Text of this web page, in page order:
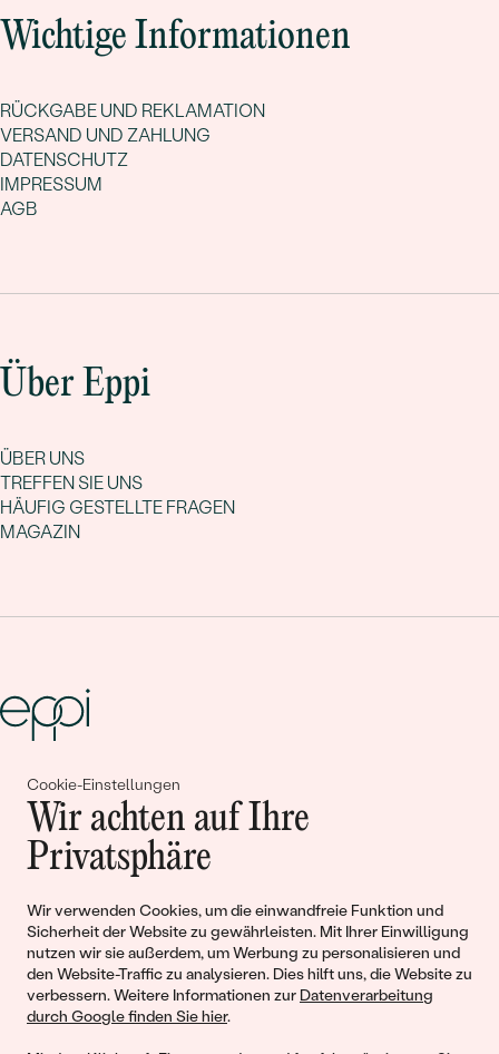
Cookie-Einstellungen
Wir achten auf Ihre
Privatsphäre
Wir verwenden Cookies, um die einwandfreie Funktion und
Sicherheit der Website zu gewährleisten. Mit Ihrer Einwilligung
nutzen wir sie außerdem, um Werbung zu personalisieren und
den Website-Traffic zu analysieren. Dies hilft uns, die Website zu
verbessern. Weitere Informationen zur Datenverarbeitung
durch Google finden Sie hier.
Wichtige Informationen
RÜCKGABE UND REKLAMATION
VERSAND UND ZAHLUNG
DATENSCHUTZ
IMPRESSUM
AGB
Über Eppi
ÜBER UNS
TREFFEN SIE UNS
HÄUFIG GESTELLTE FRAGEN
MAGAZIN
Gemeinsam erschaffen wir
Geschichten von Schönheit und
Liebe
Begleiten Sie uns!